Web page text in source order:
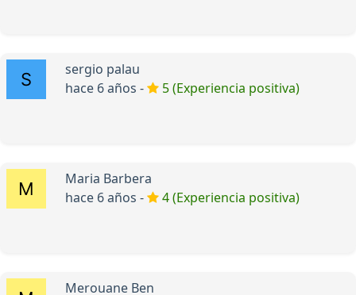
sergio palau
hace 6 años -
5 (Experiencia positiva)
Maria Barbera
hace 6 años -
4 (Experiencia positiva)
Merouane Ben